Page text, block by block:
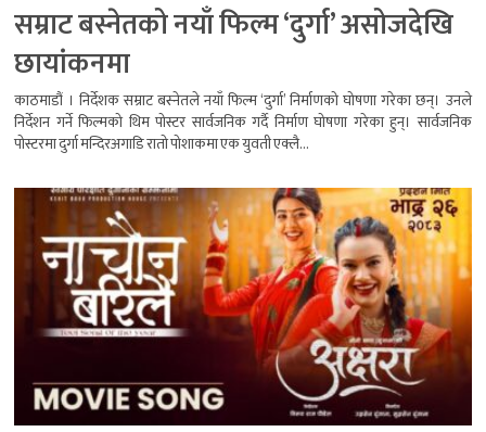
सम्राट बस्नेतको नयाँ फिल्म ‘दुर्गा’ असोजदेखि
छायांकनमा
काठमाडौं । निर्देशक सम्राट बस्नेतले नयाँ फिल्म ‘दुर्गा’ निर्माणको घोषणा गरेका छन्। उनले
निर्देशन गर्ने फिल्मको थिम पोस्टर सार्वजनिक गर्दै निर्माण घोषणा गरेका हुन्। सार्वजनिक
पोस्टरमा दुर्गा मन्दिरअगाडि रातो पोशाकमा एक युवती एक्लै...